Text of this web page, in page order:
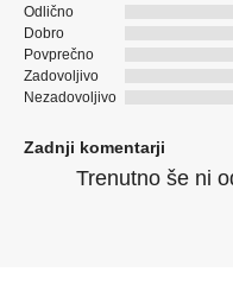
Odlično
Dobro
Povprečno
Zadovoljivo
Nezadovoljivo
Zadnji komentarji
Trenutno še ni